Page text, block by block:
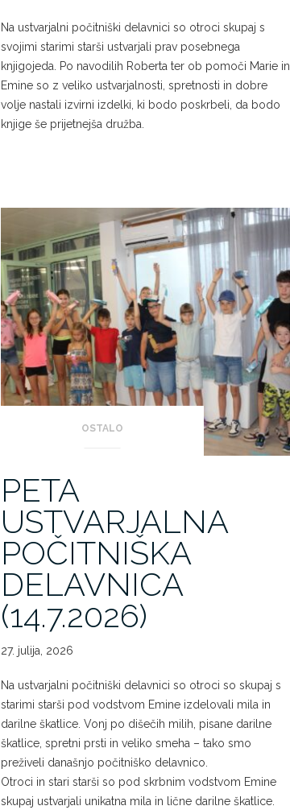
Na ustvarjalni počitniški delavnici so otroci skupaj s
svojimi starimi starši ustvarjali prav posebnega
knjigojeda. Po navodilih Roberta ter ob pomoči Marie in
Emine so z veliko ustvarjalnosti, spretnosti in dobre
volje nastali izvirni izdelki, ki bodo poskrbeli, da bodo
knjige še prijetnejša družba.
OSTALO
PETA
USTVARJALNA
POČITNIŠKA
DELAVNICA
(14.7.2026)
27. julija, 2026
Na ustvarjalni počitniški delavnici so otroci so skupaj s
starimi starši pod vodstvom Emine izdelovali mila in
darilne škatlice. Vonj po dišečih milih, pisane darilne
škatlice, spretni prsti in veliko smeha – tako smo
preživeli današnjo počitniško delavnico.
Otroci in stari starši so pod skrbnim vodstvom Emine
skupaj ustvarjali unikatna mila in lične darilne škatlice.